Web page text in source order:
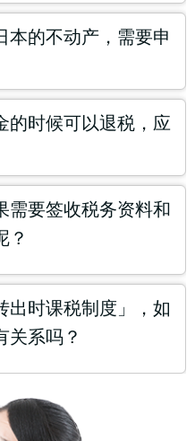
本的不动产，需要申
的时候可以退税，应
需要签收税务资料和
？
出时课税制度」，如
关系吗？